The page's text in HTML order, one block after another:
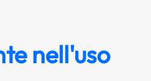
nell'uso